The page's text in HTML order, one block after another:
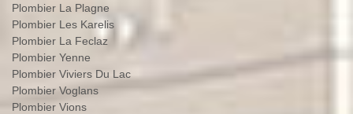
Plombier La Plagne
Plombier Les Karelis
Plombier La Feclaz
Plombier Yenne
Plombier Viviers Du Lac
Plombier Voglans
Plombier Vions